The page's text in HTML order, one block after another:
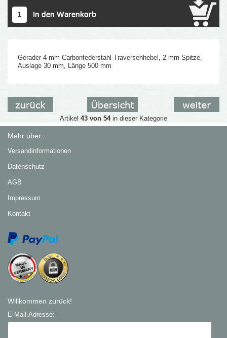
Gerader 4 mm Carbonfederstahl-Traversenhebel, 2 mm Spitze,
Auslage 30 mm, Länge 500 mm
Artikel 43 von 54in dieser Kategorie
Mehr über...
Versandinformationen
Datenschutz
AGB
Impressum
Kontakt
Willkommen zurück!
E-Mail-Adresse: